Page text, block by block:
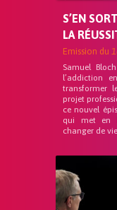
S’EN
LA
Emission du
Samuel
l’addiction
transformer
projet
ce nouvel
qui met en
changer de